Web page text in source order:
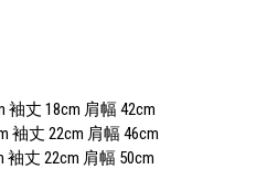
袖丈 18cm 肩幅 42cm
袖丈 22cm 肩幅 46cm
丈 22cm 肩幅 50cm